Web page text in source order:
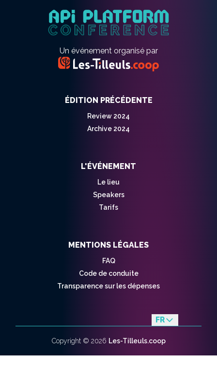
Un événement organisé par
ÉDITION PRÉCÉDENTE
Review 2024
Archive 2024
L'ÉVÉNEMENT
Le lieu
Speakers
Tarifs
MENTIONS LÉGALES
FAQ
Code de conduite
Transparence sur les dépenses
FR
en
Copyright © 2026 Les-Tilleuls.coop